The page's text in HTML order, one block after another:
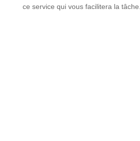
ce service qui vous facilitera la tâche.